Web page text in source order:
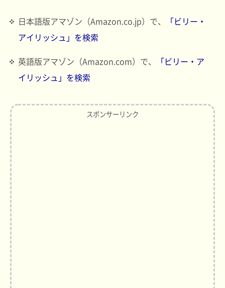
日本語版アマゾン（Amazon.co.jp）で、
「ビリー・
アイリッシュ」を検索
英語版アマゾン（Amazon.com）で、
「ビリー・ア
イリッシュ」を検索
スポンサーリンク